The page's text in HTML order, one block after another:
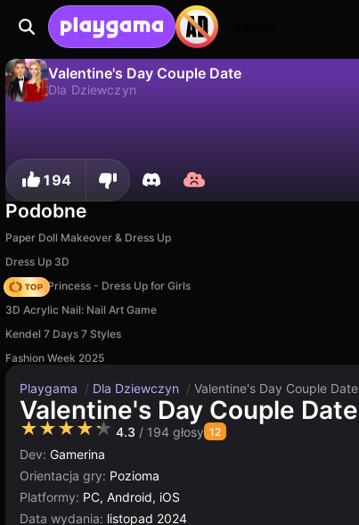
Valentine's Day Couple Date
Dla Dziewczyn
194
Podobne
Paper Doll Makeover & Dress Up
Dress Up 3D
Fashion Princess - Dress Up for Girls
3D Acrylic Nail: Nail Art Game
Kendel 7 Days 7 Styles
Fashion Week 2025
Playgama / Dla Dziewczyn / Valentine's Day Couple Date
Valentine's Day Couple Date
★★★★★ 4.3 / 194 głosy 12
Dev: Gamerina
Orientacja gry: Pozioma
Platformy: PC, Android, iOS
Data wydania: listopad 2024